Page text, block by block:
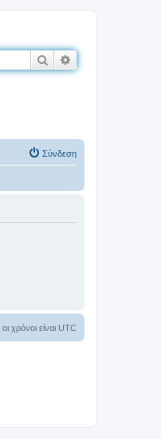
Αναζήτηση
Σύνδεση
χρόνοι είναι UTC